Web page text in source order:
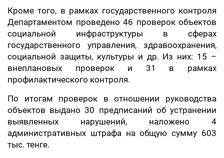
Кроме того, в рамках государственного контроля
Департаментом проведено 46 проверок объектов
социальной инфраструктуры в сферах
государственного управления, здравоохранения,
социальной защиты, культуры и др. Из них: 15 –
внеплановых проверок и 31 в рамках
профилактического контроля.
По итогам проверок в отношении руководства
объектов выдано 30 предписаний об устранении
выявленных нарушений, наложено 4
административных штрафа на общую сумму 603
тыс. тенге.